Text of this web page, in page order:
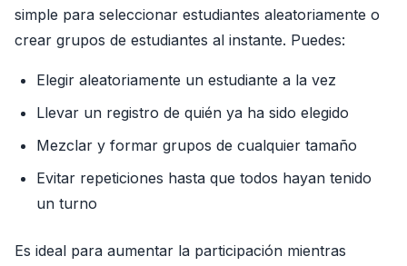
simple para seleccionar estudiantes aleatoriamente o
crear grupos de estudiantes al instante. Puedes:
Elegir aleatoriamente un estudiante a la vez
Llevar un registro de quién ya ha sido elegido
Mezclar y formar grupos de cualquier tamaño
Evitar repeticiones hasta que todos hayan tenido
un turno
Es ideal para aumentar la participación mientras